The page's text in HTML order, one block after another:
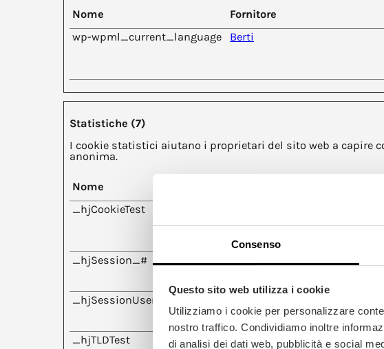
Consenso
Questo sito web utilizza i cookie
Utilizziamo i cookie per personalizzare
nostro traffico. Condividiamo inoltre
di analisi dei dati web, pubblicità e social
Nome Fornitore
wp-wpml_current_language
Berti
Statistiche (7)
I cookie statistici aiutano i proprietari del sito web a capire
anonima.
Nome
_hjCookieTest
_hjSession_# Hotjar
_hjSessionUser_#
_hjTLDTest Hotjar